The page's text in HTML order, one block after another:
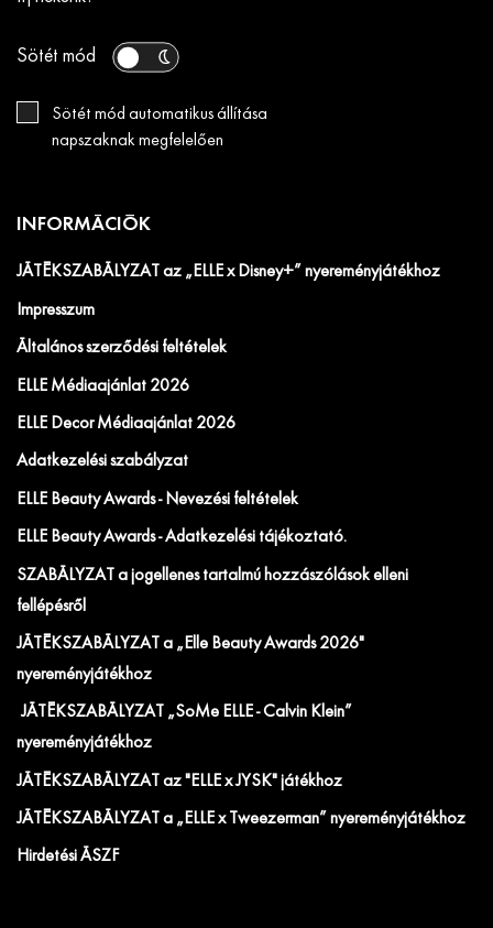
Sötét mód
Sötét mód automatikus állítása
napszaknak megfelelően
INFORMÁCIÓK
JÁTÉKSZABÁLYZAT az „ELLE x Disney+” nyereményjátékhoz
Impresszum
Általános szerződési feltételek
ELLE Médiaajánlat 2026
ELLE Decor Médiaajánlat 2026
Adatkezelési szabályzat
ELLE Beauty Awards - Nevezési feltételek
ELLE Beauty Awards - Adatkezelési tájékoztató.
SZABÁLYZAT a jogellenes tartalmú hozzászólások elleni
fellépésről
JÁTÉKSZABÁLYZAT a „Elle Beauty Awards 2026"
nyereményjátékhoz
JÁTÉKSZABÁLYZAT „SoMe ELLE - Calvin Klein”
nyereményjátékhoz
JÁTÉKSZABÁLYZAT az "ELLE x JYSK" játékhoz
JÁTÉKSZABÁLYZAT a „ELLE x Tweezerman” nyereményjátékhoz
Hirdetési ÁSZF